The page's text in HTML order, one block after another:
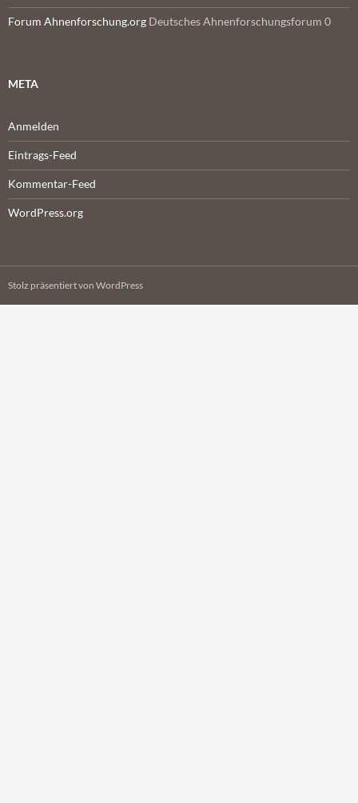
Forum Ahnenforschung.org Deutsches Ahnenforschungsforum 0
META
Anmelden
Eintrags-Feed
Kommentar-Feed
WordPress.org
Stolz präsentiert von WordPress